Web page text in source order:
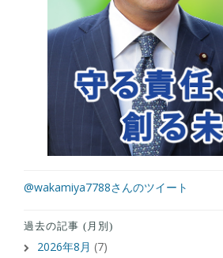
@wakamiya7788さんのツイート
過去の記事 (月別)
2026年8月 (7)